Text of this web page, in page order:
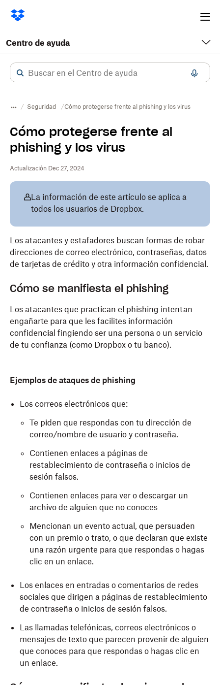
Centro de ayuda
Seguridad Cómo protegerse frente al phishing y los virus
Cómo protegerse frente al
phishing y los virus
Actualización Dec 27, 2024
La información de este artículo se aplica a
todos los usuarios de Dropbox.
Los atacantes y estafadores buscan formas de robar
direcciones de correo electrónico, contraseñas, datos
de tarjetas de crédito y otra información confidencial.
Cómo se manifiesta el phishing
Los atacantes que practican el phishing intentan
engañarte para que les facilites información
confidencial fingiendo ser una persona o un servicio
de tu confianza (como Dropbox o tu banco).
Ejemplos de ataques de phishing
Los correos electrónicos que:
Te piden que respondas con tu dirección de
correo/nombre de usuario y contraseña.
Contienen enlaces a páginas de
restablecimiento de contraseña o inicios de
sesión falsos.
Contienen enlaces para ver o descargar un
archivo de alguien que no conoces
Mencionan un evento actual, que persuaden
con un premio o trato, o que declaran que existe
una razón urgente para que respondas o hagas
clic en un enlace.
Los enlaces en entradas o comentarios de redes
sociales que dirigen a páginas de restablecimiento
de contraseña o inicios de sesión falsos.
Las llamadas telefónicas, correos electrónicos o
mensajes de texto que parecen provenir de alguien
que conoces para que respondas o hagas clic en
un enlace.